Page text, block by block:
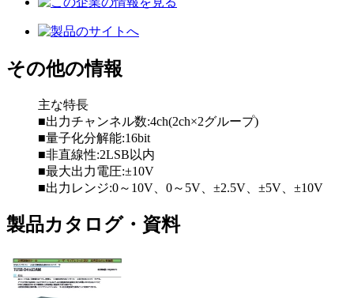
その他の情報
主な特長
■出力チャンネル数:4ch(2ch×2グループ)
■量子化分解能:16bit
■非直線性:2LSB以内
■最大出力電圧:±10V
■出力レンジ:0～10V、0～5V、±2.5V、±5V、±10V
製品カタログ・資料